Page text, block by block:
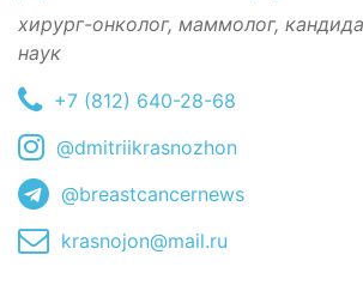
хирург-онколог, маммолог,
наук
+7 (812) 640-28-68
@dmitriikrasnozhon
@breastcancernews
krasnojon@mail.ru